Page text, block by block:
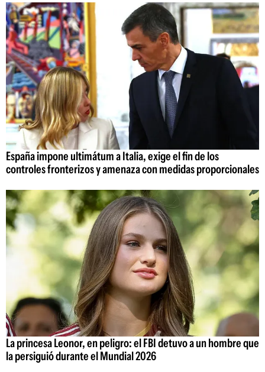
España impone ultimátum a Italia, exige el fin de los
controles fronterizos y amenaza con medidas proporcionales
La princesa Leonor, en peligro: el FBI detuvo a un hombre que
la persiguió durante el Mundial 2026